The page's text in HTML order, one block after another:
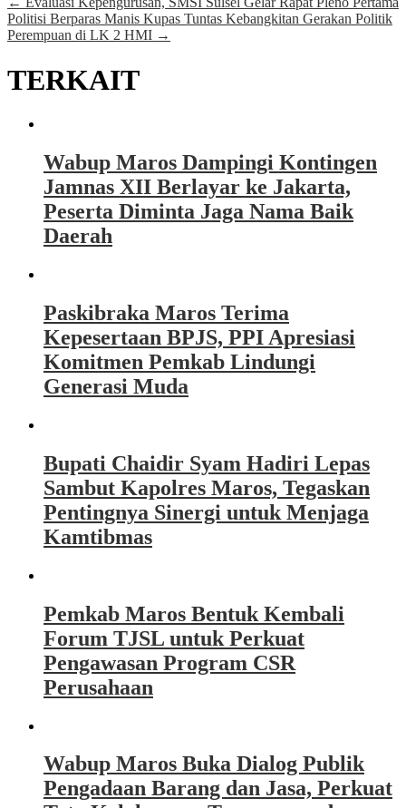
Politisi Berparas Manis Kupas Tuntas Kebangkitan Gerakan Politik
Perempuan di LK 2 HMI →
TERKAIT
Wabup Maros Dampingi Kontingen
Jamnas XII Berlayar ke Jakarta,
Peserta Diminta Jaga Nama Baik
Daerah
Paskibraka Maros Terima
Kepesertaan BPJS, PPI Apresiasi
Komitmen Pemkab Lindungi
Generasi Muda
Bupati Chaidir Syam Hadiri Lepas
Sambut Kapolres Maros, Tegaskan
Pentingnya Sinergi untuk Menjaga
Kamtibmas
Pemkab Maros Bentuk Kembali
Forum TJSL untuk Perkuat
Pengawasan Program CSR
Perusahaan
Wabup Maros Buka Dialog Publik
Pengadaan Barang dan Jasa, Perkuat